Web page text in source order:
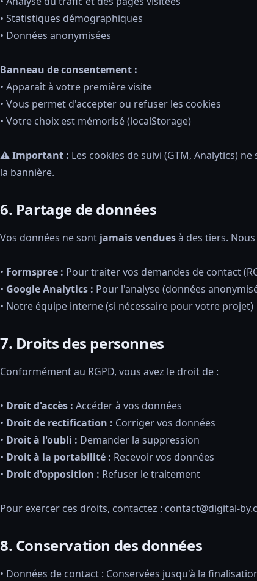
• Statistiques démographiques
• Données anonymisées
Banneau de consentement :
• Apparaît à votre première visite
• Vous permet d'accepter ou refuser les cookies
• Votre choix est mémorisé (localStorage)
⚠️ Important : Les cookies de suivi (GTM, Analytics)
la bannière.
6. Partage de données
Vos données ne sont jamais venduesà des tiers.
• Formspree : Pour traiter vos demandes de contact
• Google Analytics : Pour l'analyse (données
• Notre équipe interne (si nécessaire pour votre projet)
7. Droits des personnes
Conformément au RGPD, vous avez le droit de :
• Droit d'accès : Accéder à vos données
• Droit de rectification : Corriger vos données
• Droit à l'oubli : Demander la suppression
• Droit à la portabilité : Recevoir vos données
• Droit d'opposition : Refuser le traitement
Pour exercer ces droits, contactez : contact@digital-
8. Conservation des données
• Données de contact : Conservées jusqu'à la